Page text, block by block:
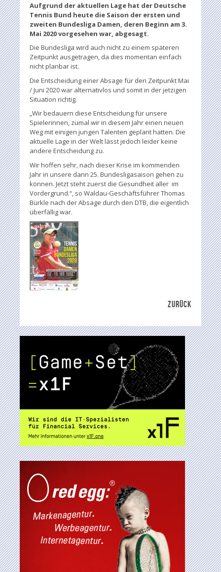
Aufgrund der aktuellen Lage hat der Deutsche
Tennis Bund heute die Saison der ersten und
zweiten Bundesliga Damen, deren Beginn am 3.
Mai 2020 vorgesehen war, abgesagt.
Die Bundesliga wird auch nicht zu einem späteren
Zeitpunkt ausgetragen, da dies momentan einfach
nicht planbar ist.
Die Entscheidung einer Absage für den Zeitpunkt Mai
/ Juni 2020 war alternativlos und somit in der jetzigen
Situation richtig.
„Wir bedauern diese Entscheidung für unsere
Spielerinnen, zumal wir in diesem Jahr einen neuen
Weg mit einigen jungen Talenten geplant hatten. Die
aktuelle Lage in der Welt lässt jedoch leider keine
andere Entscheidung zu.
Wir hoffen sehr, nach dieser Krise im kommenden
Jahr in unsere dann 25. Bundesligasaison gehen zu
können. Jetzt steht zuerst die Gesundheit aller im
Vordergrund.“, so Waldau-Geschäftsführer Thomas
Bürkle nach der Absage durch den DTB, die eigentlich
überfällig war.
ZURÜCK